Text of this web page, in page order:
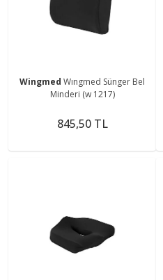
Wingmed Wıngmed Sünger Bel
Minderi (w 1217)
845,50 TL